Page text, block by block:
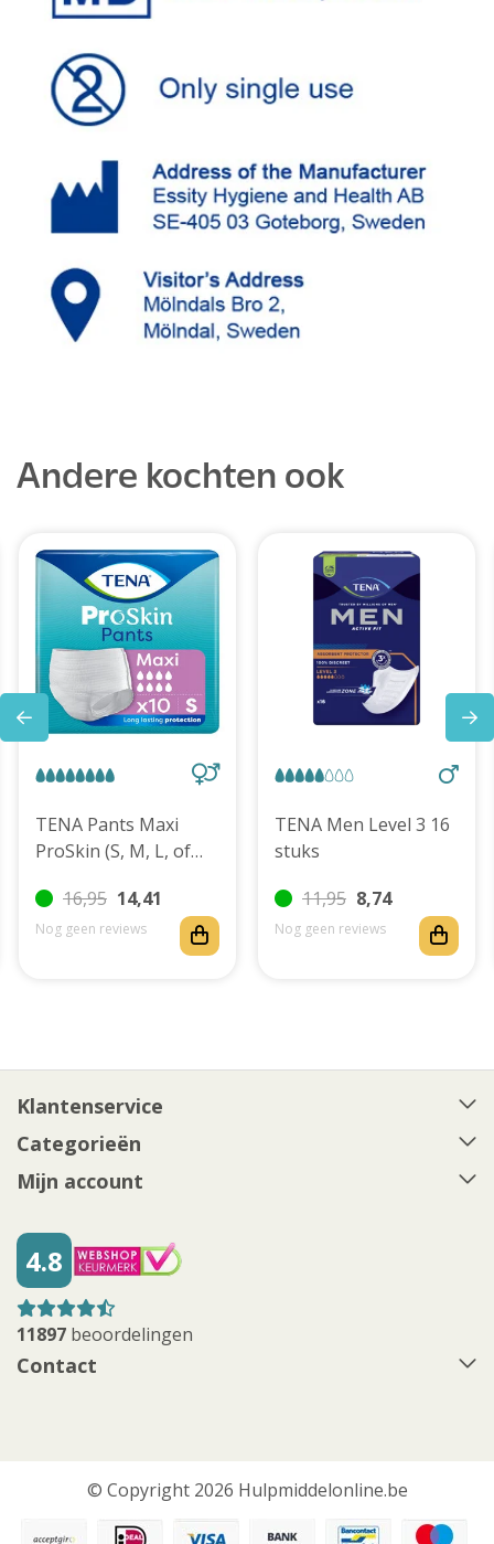
Andere kochten ook
TENA Pants Maxi
ProSkin (S, M, L, of
16,95 14,41
Nog geen reviews
TENA Men Level 3 16
stuks
11,95 8,74
Nog geen reviews
Klantenservice
Categorieën
Mijn account
4.8
11897 beoordelingen
Contact
© Copyright 2026 Hulpmiddelonline.be